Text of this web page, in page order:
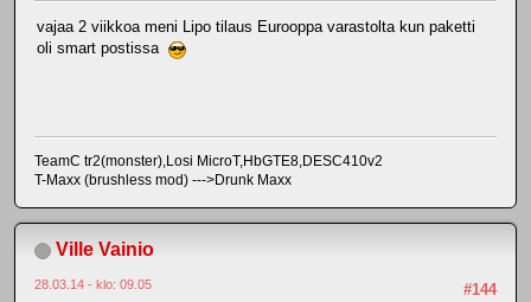
vajaa 2 viikkoa meni Lipo tilaus Eurooppa varastolta kun paketti
oli smart postissa
TeamC tr2(monster),Losi MicroT,HbGTE8,DESC410v2
T-Maxx (brushless mod) --->Drunk Maxx
Ville Vainio
#144
28.03.14 - klo: 09.05